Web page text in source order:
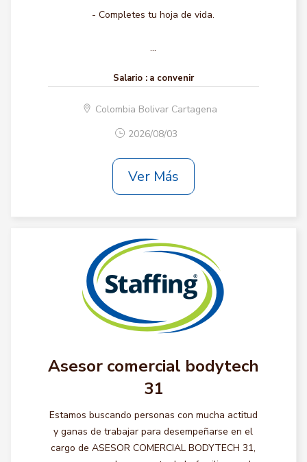
- Completes tu hoja de vida.
...
Salario : a convenir
Colombia Bolivar Cartagena
2026/08/03
Ver Más
Asesor comercial bodytech
31
Estamos buscando personas con mucha actitud
y ganas de trabajar para desempeñarse en el
cargo de ASESOR COMERCIAL BODYTECH 31,